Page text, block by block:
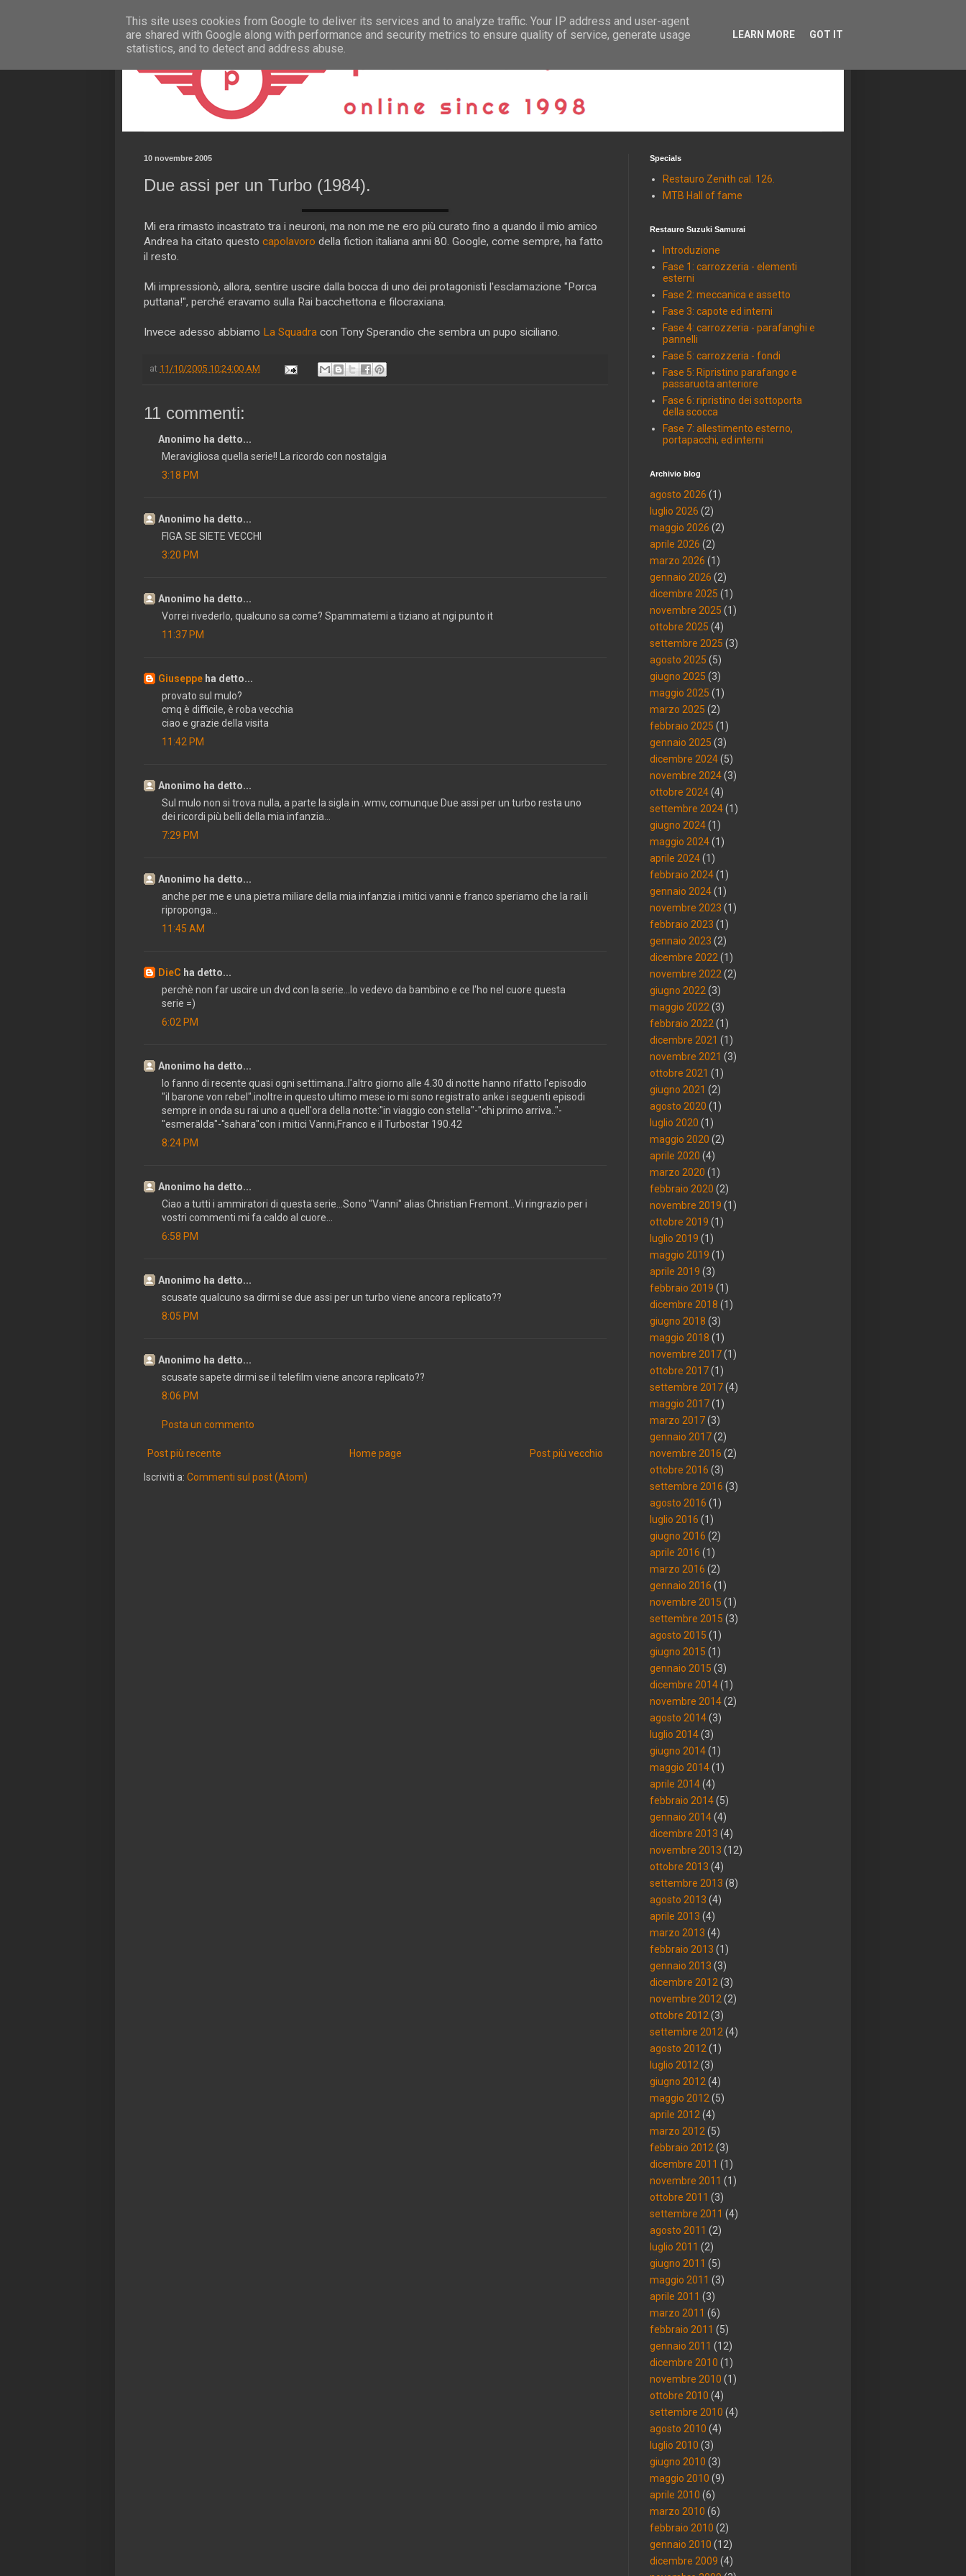
10 novembre 2005
Due assi per un Turbo (1984).
Mi era rimasto incastrato tra i neuroni, ma non me ne ero più curato fino a quando il mio amico
Andrea ha citato questo capolavoro della fiction italiana anni 80. Google, come sempre, ha fatto
il resto.
Mi impressionò, allora, sentire uscire dalla bocca di uno dei protagonisti l'esclamazione "Porca
puttana!", perché eravamo sulla Rai bacchettona e filocraxiana.
Invece adesso abbiamo La Squadra con Tony Sperandio che sembra un pupo siciliano.
at 11/10/2005 10:24:00 AM
11 commenti:
Anonimo ha detto...
Meravigliosa quella serie!! La ricordo con nostalgia
3:18 PM
Anonimo ha detto...
FIGA SE SIETE VECCHI
3:20 PM
Anonimo ha detto...
Vorrei rivederlo, qualcuno sa come? Spammatemi a tiziano at ngi punto it
11:37 PM
Giuseppe ha detto...
provato sul mulo?
cmq è difficile, è roba vecchia
ciao e grazie della visita
11:42 PM
Anonimo ha detto...
Sul mulo non si trova nulla, a parte la sigla in .wmv, comunque Due assi per un turbo resta uno
dei ricordi più belli della mia infanzia...
7:29 PM
Anonimo ha detto...
anche per me e una pietra miliare della mia infanzia i mitici vanni e franco speriamo che la rai li
riproponga...
11:45 AM
DieC ha detto...
perchè non far uscire un dvd con la serie...lo vedevo da bambino e ce l'ho nel cuore questa
serie =)
6:02 PM
Anonimo ha detto...
lo fanno di recente quasi ogni settimana..l'altro giorno alle 4.30 di notte hanno rifatto l'episodio
"il barone von rebel".inoltre in questo ultimo mese io mi sono registrato anke i seguenti episodi
sempre in onda su rai uno a quell'ora della notte:"in viaggio con stella"-"chi primo arriva.."-
"esmeralda"-"sahara"con i mitici Vanni,Franco e il Turbostar 190.42
8:24 PM
Anonimo ha detto...
Ciao a tutti i ammiratori di questa serie...Sono "Vanni" alias Christian Fremont...Vi ringrazio per i
vostri commenti mi fa caldo al cuore...
6:58 PM
Anonimo ha detto...
scusate qualcuno sa dirmi se due assi per un turbo viene ancora replicato??
8:05 PM
Anonimo ha detto...
scusate sapete dirmi se il telefilm viene ancora replicato??
8:06 PM
Posta un commento
Post più recente Post più vecchio
Home page
Iscriviti a: Commenti sul post (Atom)
Specials
Restauro Zenith cal. 126.
MTB Hall of fame
Restauro Suzuki Samurai
Introduzione
Fase 1: carrozzeria - elementi
esterni
Fase 2: meccanica e assetto
Fase 3: capote ed interni
Fase 4: carrozzeria - parafanghi e
pannelli
Fase 5: carrozzeria - fondi
Fase 5: Ripristino parafango e
passaruota anteriore
Fase 6: ripristino dei sottoporta
della scocca
Fase 7: allestimento esterno,
portapacchi, ed interni
Archivio blog
agosto 2026 (1)
luglio 2026 (2)
maggio 2026 (2)
aprile 2026 (2)
marzo 2026 (1)
gennaio 2026 (2)
dicembre 2025 (1)
novembre 2025 (1)
ottobre 2025 (4)
settembre 2025 (3)
agosto 2025 (5)
giugno 2025 (3)
maggio 2025 (1)
marzo 2025 (2)
febbraio 2025 (1)
gennaio 2025 (3)
dicembre 2024(5)
novembre 2024(3)
ottobre 2024(4)
settembre 2024(1)
giugno 2024(1)
maggio 2024(1)
aprile 2024(1)
febbraio 2024(1)
gennaio 2024(1)
novembre 2023 (1)
febbraio 2023 (1)
gennaio 2023 (2)
dicembre 2022 (1)
novembre 2022 (2)
giugno 2022 (3)
maggio 2022 (3)
febbraio 2022 (1)
dicembre 2021 (1)
novembre 2021 (3)
ottobre 2021 (1)
giugno 2021 (2)
agosto 2020 (1)
luglio 2020 (1)
maggio 2020 (2)
aprile 2020 (4)
marzo 2020 (1)
febbraio 2020 (2)
novembre 2019 (1)
ottobre 2019 (1)
luglio 2019 (1)
maggio 2019 (1)
aprile 2019 (3)
febbraio 2019 (1)
dicembre 2018 (1)
giugno 2018 (3)
maggio 2018 (1)
novembre 2017(1)
ottobre 2017(1)
settembre 2017(4)
maggio 2017(1)
marzo 2017(3)
gennaio 2017(2)
novembre 2016 (2)
ottobre 2016 (3)
settembre 2016 (3)
agosto 2016 (1)
luglio 2016 (1)
giugno 2016 (2)
aprile 2016 (1)
marzo 2016 (2)
gennaio 2016 (1)
novembre 2015 (1)
settembre 2015 (3)
agosto 2015 (1)
giugno 2015 (1)
gennaio 2015 (3)
dicembre 2014(1)
novembre 2014(2)
agosto 2014(3)
luglio 2014(3)
giugno 2014(1)
maggio 2014(1)
aprile 2014(4)
febbraio 2014(5)
gennaio 2014(4)
dicembre 2013 (4)
novembre 2013 (12)
ottobre 2013 (4)
settembre 2013 (8)
agosto 2013 (4)
aprile 2013 (4)
marzo 2013 (4)
febbraio 2013 (1)
gennaio 2013 (3)
dicembre 2012 (3)
novembre 2012 (2)
ottobre 2012 (3)
settembre 2012 (4)
agosto 2012 (1)
luglio 2012 (3)
giugno 2012 (4)
maggio 2012 (5)
aprile 2012 (4)
marzo 2012 (5)
febbraio 2012 (3)
dicembre 2011 (1)
novembre 2011 (1)
ottobre 2011 (3)
settembre 2011 (4)
agosto 2011 (2)
luglio 2011 (2)
giugno 2011 (5)
maggio 2011 (3)
aprile 2011 (3)
marzo 2011 (6)
febbraio 2011 (5)
gennaio 2011 (12)
dicembre 2010 (1)
novembre 2010 (1)
ottobre 2010 (4)
settembre 2010 (4)
agosto 2010 (4)
luglio 2010 (3)
giugno 2010 (3)
maggio 2010 (9)
aprile 2010 (6)
marzo 2010 (6)
febbraio 2010 (2)
gennaio 2010 (12)
dicembre 2009 (4)
This site uses cookies from Google to deliver its services and to analyze traffic. Your IP address and user-agent
are shared with Google along with performance and security metrics to ensure quality of service, generate usage
statistics, and to detect and address abuse.
LEARN MORE GOT IT